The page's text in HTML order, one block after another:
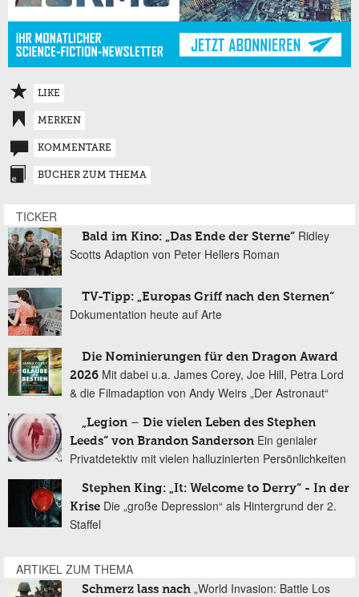
LIKE
MERKEN
KOMMENTARE
BÜCHER ZUM THEMA
TICKER
Bald im Kino: „Das Ende der Sterne“ Ridley
Scotts Adaption von Peter Hellers Roman
TV-Tipp: „Europas Griff nach den Sternen“
Dokumentation heute auf Arte
Die Nominierungen für den Dragon Award
2026 Mit dabei u.a. James Corey, Joe Hill, Petra Lord
& die Filmadaption von Andy Weirs „Der Astronaut“
„Legion – Die vielen Leben des Stephen
Leeds“ von Brandon Sanderson Ein genialer
Privatdetektiv mit vielen halluzinierten Persönlichkeiten
Stephen King: „It: Welcome to Derry“ - In der
Krise Die „große Depression“ als Hintergrund der 2.
Staffel
ARTIKEL ZUM THEMA
Schmerz lass nach „World Invasion: Battle Los